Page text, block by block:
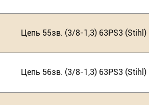
Цепь 55зв. (3/8-1,3) 63PS3 (Stihl)
Цепь 56зв. (3/8-1,3) 63PS3 (Stihl)